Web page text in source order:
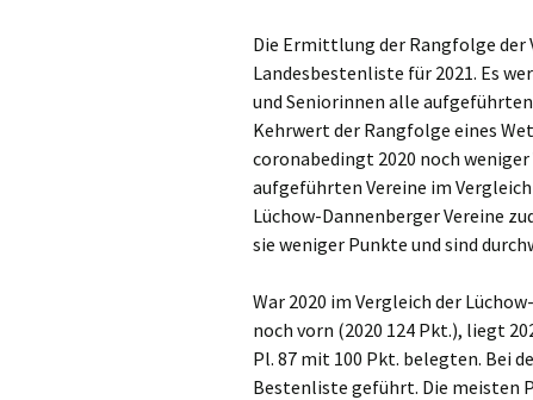
Die Ermittlung der Rangfolge der
Landesbestenliste für 2021. Es
und Seniorinnen alle
Kehrwert der Rangfolge eines
coronabedingt 2020 noch
aufgeführten Vereine im
Lüchow-Dannenberger Vereine
sie weniger Punkte und sind
War 2020 im Vergleich der
noch vorn (2020 124 Pkt.), liegt
Pl. 87 mit 100 Pkt. belegten. Bei
Bestenliste geführt. Die meisten